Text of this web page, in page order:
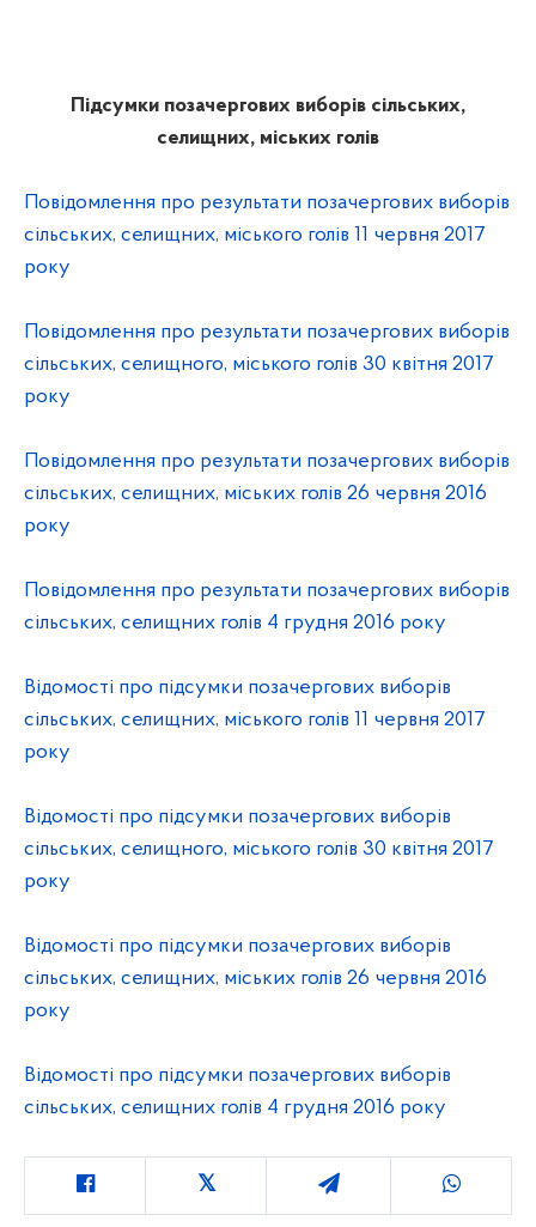
Підсумки позачергових виборів сільських,
селищних, міських голів
Повідомлення про результати позачергових виборів
сільських, селищних, міського голів 11 червня 2017
року
Повідомлення про результати позачергових виборів
сільських, селищного, міського голів 30 квітня 2017
року
Повідомлення про результати позачергових виборів
сільських, селищних, міських голів 26 червня 2016
року
Повідомлення про результати позачергових виборів
сільських, селищних голів 4 грудня 2016 року
Відомості про підсумки позачергових виборів
сільських, селищних, міського голів 11 червня 2017
року
Відомості про підсумки позачергових виборів
сільських, селищного, міського голів 30 квітня 2017
року
Відомості про підсумки позачергових виборів
сільських, селищних, міських голів 26 червня 2016
року
Відомості про підсумки позачергових виборів
сільських, селищних голів 4 грудня 2016 року